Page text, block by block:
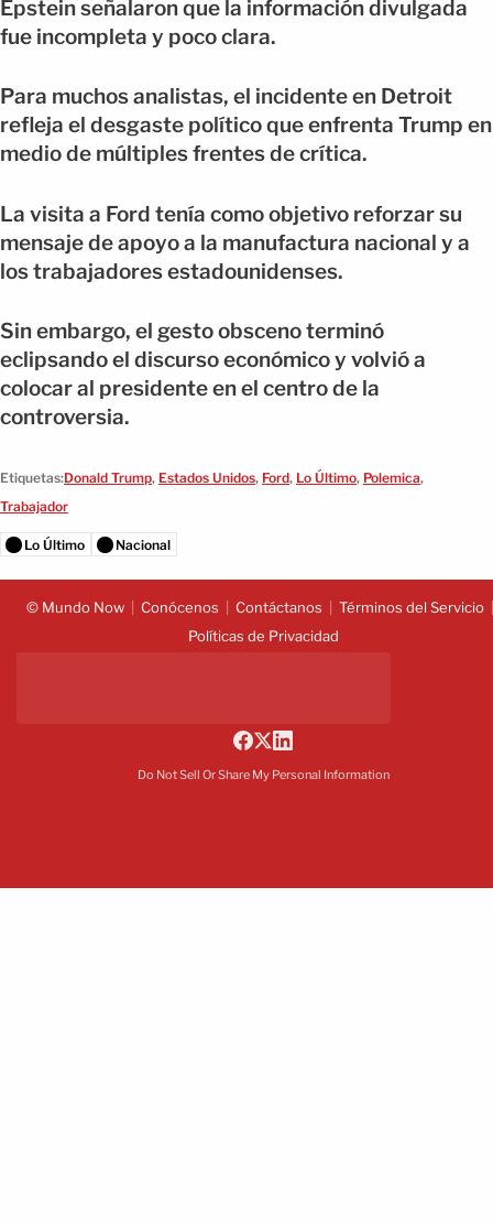
Epstein señalaron que la información divulgada
fue incompleta y poco clara.
Para muchos analistas, el incidente en Detroit
refleja el desgaste político que enfrenta Trump en
medio de múltiples frentes de crítica.
La visita a Ford tenía como objetivo reforzar su
mensaje de apoyo a la manufactura nacional y a
los trabajadores estadounidenses.
Sin embargo, el gesto obsceno terminó
eclipsando el discurso económico y volvió a
colocar al presidente en el centro de la
controversia.
Etiquetas:Donald Trump, Estados Unidos, Ford, Lo Último, Polemica,
Trabajador
Lo Último Nacional
© Mundo Now Conócenos Contáctanos
Términos del Servicio
Políticas de Privacidad
Do Not Sell Or Share My Personal Information